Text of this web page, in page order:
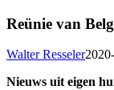
Reünie van
Walter Resseler
Nieuws uit eigen